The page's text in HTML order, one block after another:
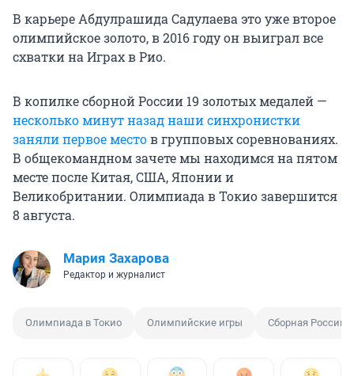
В карьере Абдулрашида Садулаева это уже второе
олимпийское золото, в 2016 году он выиграл все
схватки на Играх в Рио.
В копилке сборной России 19 золотых медалей —
несколько минут назад наши синхронистки
заняли первое местов групповых соревнованиях.
В общекомандном зачете мы находимся на пятом
месте после Китая, США, Японии и
Великобритании. Олимпиада в Токио завершится
8 августа.
Мария Захарова
Редактор и журналист
Олимпиада в Токио Олимпийские игры Сборная России